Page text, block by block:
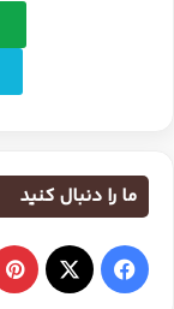
ما را دنبال کنید